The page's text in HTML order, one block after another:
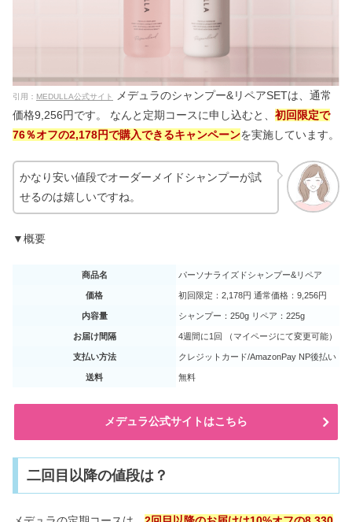
引用： MEDULLA公式サイト
メデュラのシャンプー&リペアSETは、通常
価格9,256円です。 なんと定期コースに申し込むと、 初回限定で
76％オフの2,178円で購入できるキャンペーンを実施しています。
かなり安い値段でオーダーメイドシャンプーが試
せるのは嬉しいですね。
▼概要
商品名 パーソナライズドシャンプー&リペア
価格 初回限定：2,178円 通常価格：9,256円
内容量 シャンプー：250g リペア：225g
お届け間隔 4週間に1回 （マイページにて変更可能）
支払い方法 クレジットカード/AmazonPay NP後払い
送料 無料
メデュラ公式サイトはこちら
二回目以降の値段は？